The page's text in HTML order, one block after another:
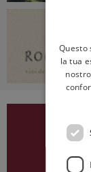
Questo
la tua